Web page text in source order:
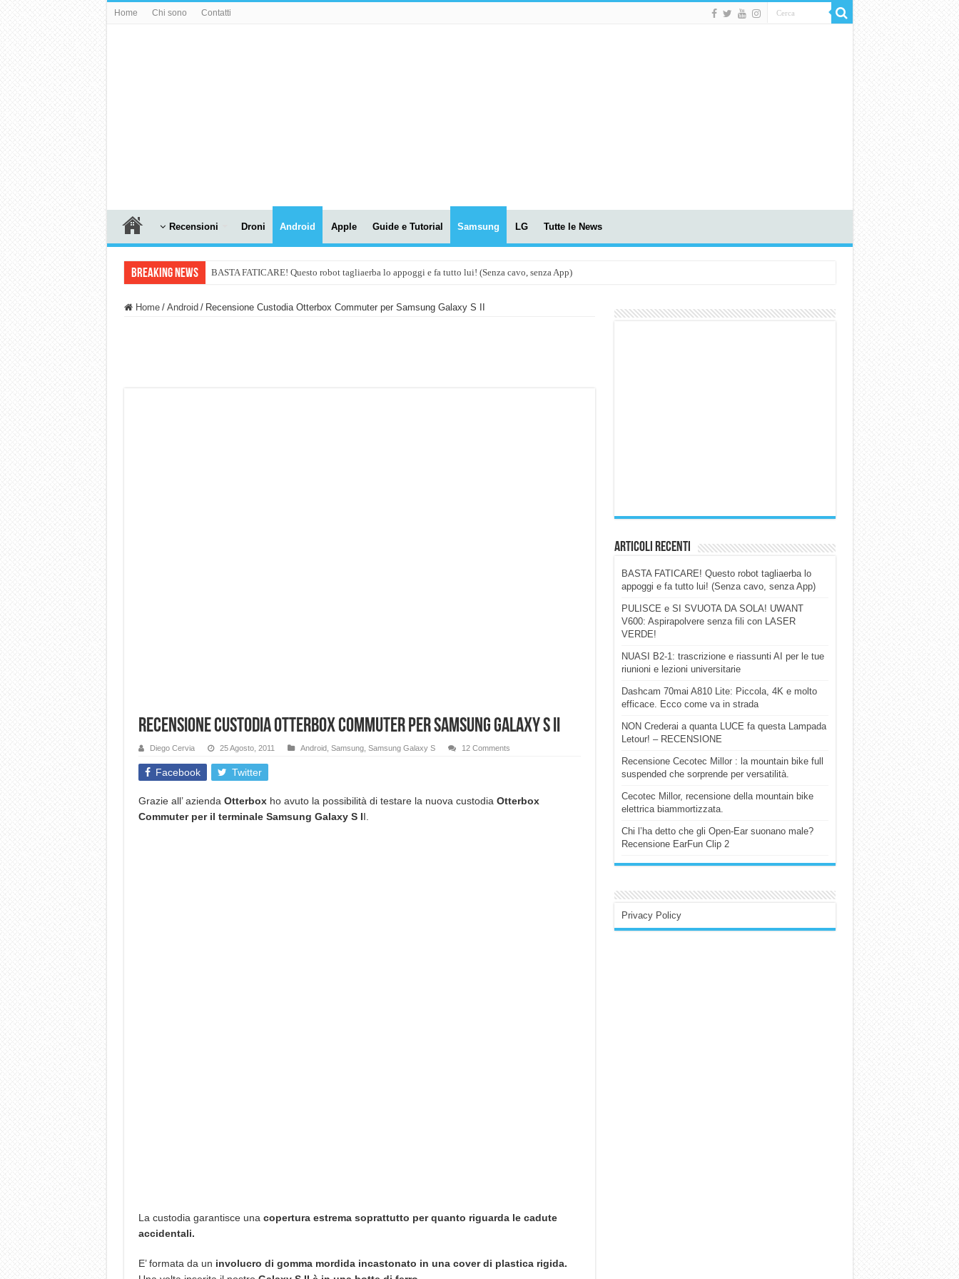
Home Chi sono Contatti
Recensioni Droni Android Apple Guide e Tutorial Samsung LG Tutte le News
Breaking News BASTA FATICARE! Questo robot tagliaerba lo appoggi e fa tutto lui! (Senza cavo, senza App)
Home / Android / Recensione Custodia Otterbox Commuter per Samsung Galaxy S II
Recensione Custodia Otterbox Commuter per Samsung Galaxy S II
Diego Cervia 25 Agosto, 2011 Android, Samsung, Samsung Galaxy S 12 Comments
Facebook Twitter
Grazie all’ azienda Otterboxho avuto la possibilità di testare la nuova custodia Otterbox
Commuter per il terminale Samsung Galaxy S II.
La custodia garantisce una copertura estrema soprattutto per quanto riguarda le cadute
accidentali.
E’ formata da un involucro di gomma mordida incastonato in una cover di plastica rigida.
Articoli Recenti
BASTA FATICARE! Questo robot tagliaerba lo
appoggi e fa tutto lui! (Senza cavo, senza App)
PULISCE e SI SVUOTA DA SOLA! UWANT
V600: Aspirapolvere senza fili con LASER
VERDE!
NUASI B2-1: trascrizione e riassunti AI per le tue
riunioni e lezioni universitarie
Dashcam 70mai A810 Lite: Piccola, 4K e molto
efficace. Ecco come va in strada
NON Crederai a quanta LUCE fa questa Lampada
Letour! – RECENSIONE
Recensione Cecotec Millor : la mountain bike full
suspended che sorprende per versatilità.
Cecotec Millor, recensione della mountain bike
elettrica biammortizzata.
Chi l’ha detto che gli Open-Ear suonano male?
Recensione EarFun Clip 2
Privacy Policy